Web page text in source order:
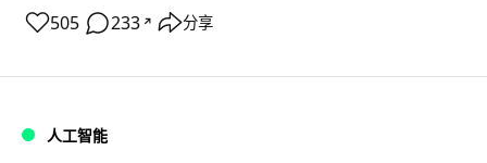
505 233 ↗ 分享
人工智能